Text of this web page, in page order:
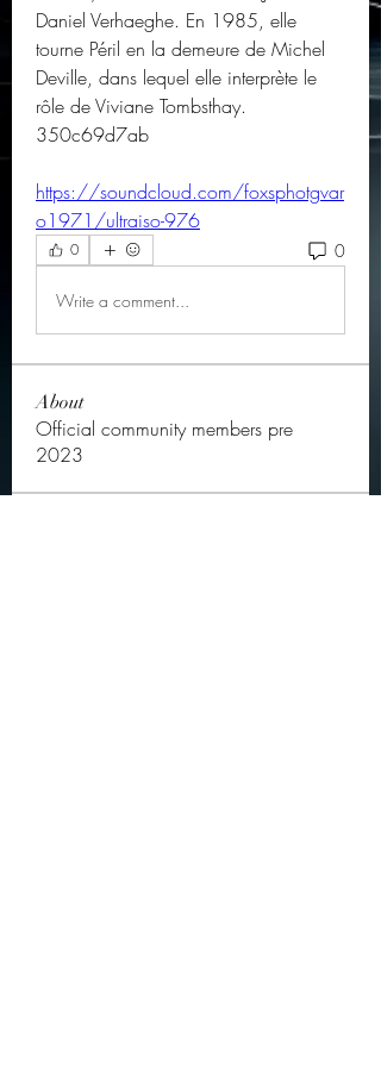
Daniel Verhaeghe. En 1985, elle
tourne Péril en la demeure de Michel
Deville, dans lequel elle interprète le
rôle de Viviane Tombsthay.
350c69d7ab
https://soundcloud.com/foxsphotgvar
o1971/ultraiso-976
0 0
Write a comment...
About
Official community members pre
2023